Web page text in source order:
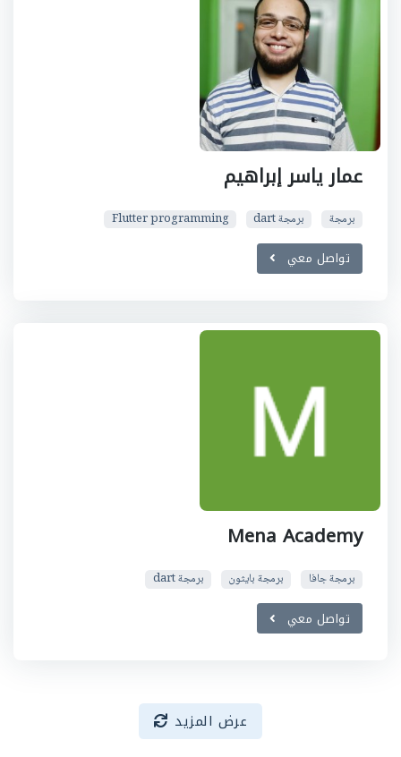
عمار ياسر إبراهيم
برمجة برمجة dart Flutter programming
تواصل معي
Mena Academy
برمجة جافا برمجة بايثون برمجة dart
تواصل معي
عرض المزيد